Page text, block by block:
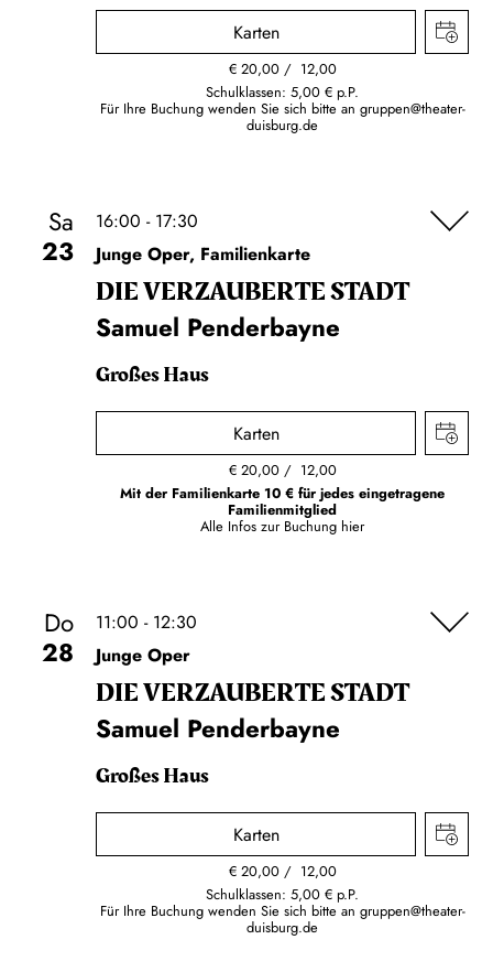
Karten
€ 20,00
12,00
Schulklassen: 5,00 € p.P.
Für Ihre Buchung wenden Sie sich bitte an gruppen@theater-
duisburg.de
Sa
23
16:00 - 17:30
Junge Oper, Familienkarte
DIE VERZAUBERTE STADT
Samuel Penderbayne
Großes Haus
Karten
€ 20,00
12,00
Mit der Familienkarte 10 € für jedes eingetragene
Familienmitglied
Alle Infos zur Buchung hier
Do
28
11:00 - 12:30
Junge Oper
DIE VERZAUBERTE STADT
Samuel Penderbayne
Großes Haus
Karten
€ 20,00
12,00
Schulklassen: 5,00 € p.P.
Für Ihre Buchung wenden Sie sich bitte an gruppen@theater-
duisburg.de